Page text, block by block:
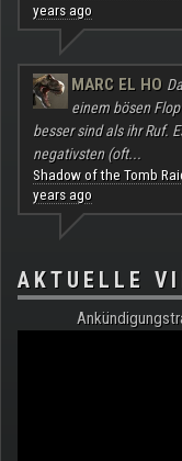
years ago
MARC EL HO
einem bösen
besser sind als ihr Ruf.
negativsten (oft...
Shadow of the Tomb
years ago
AKTUELLE